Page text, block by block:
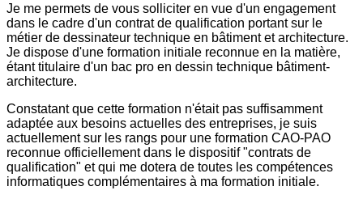
Je me permets de vous solliciter en vue d'un engagement
dans le cadre d'un contrat de qualification portant sur le
métier de dessinateur technique en bâtiment et architecture.
Je dispose d'une formation initiale reconnue en la matière,
étant titulaire d'un bac pro en dessin technique bâtiment-
architecture.
Constatant que cette formation n'était pas suffisamment
adaptée aux besoins actuelles des entreprises, je suis
actuellement sur les rangs pour une formation CAO-PAO
reconnue officiellement dans le dispositif "contrats de
qualification" et qui me dotera de toutes les compétences
informatiques complémentaires à ma formation initiale.